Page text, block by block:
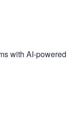
with AI-powered